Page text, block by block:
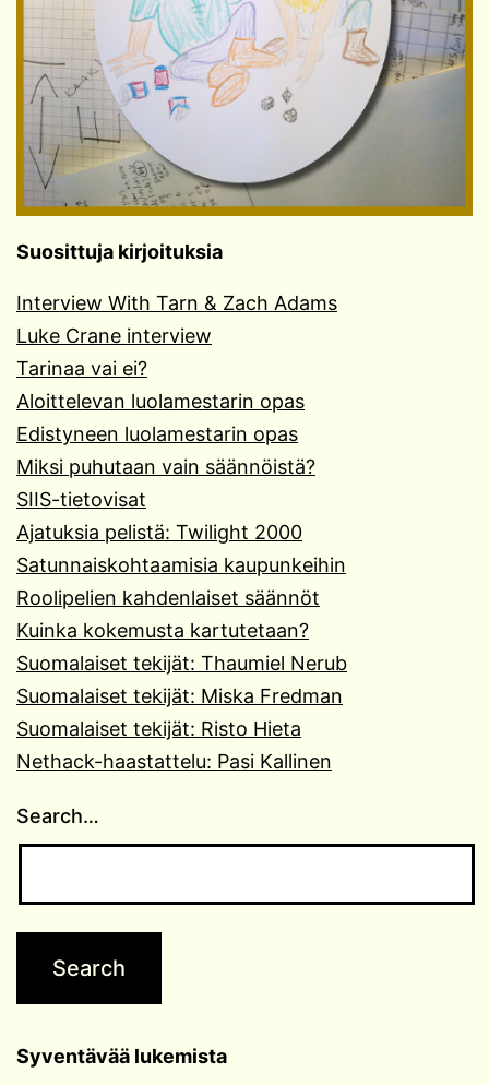
Suosittuja kirjoituksia
Interview With Tarn & Zach Adams
Luke Crane interview
Tarinaa vai ei?
Aloittelevan luolamestarin opas
Edistyneen luolamestarin opas
Miksi puhutaan vain säännöistä?
SIIS-tietovisat
Ajatuksia pelistä: Twilight 2000
Satunnaiskohtaamisia kaupunkeihin
Roolipelien kahdenlaiset säännöt
Kuinka kokemusta kartutetaan?
Suomalaiset tekijät: Thaumiel Nerub
Suomalaiset tekijät: Miska Fredman
Suomalaiset tekijät: Risto Hieta
Nethack-haastattelu: Pasi Kallinen
Search…
Syventävää lukemista